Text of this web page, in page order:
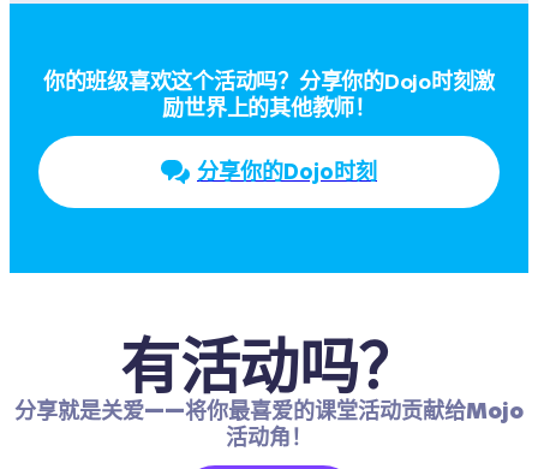
你的班级喜欢这个活动吗？分享你的Dojo时刻激
励世界上的其他教师！
分享你的Dojo时刻
有活动吗？
分享就是关爱——将你最喜爱的课堂活动贡献给Mojo
活动角！